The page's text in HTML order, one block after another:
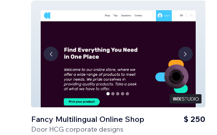
Fancy Multilingual Online Shop
Door HCG corporate designs
$ 250